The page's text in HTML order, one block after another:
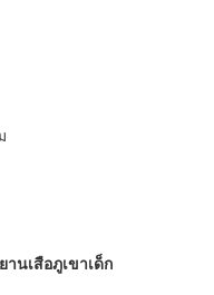
นเสือภูเขาเด็ก